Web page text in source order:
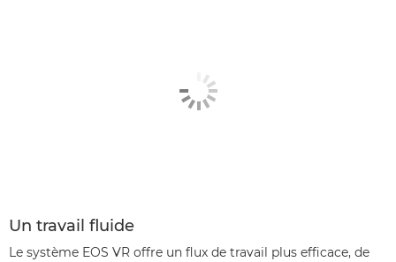
Un travail fluide
Le système EOS VR offre un flux de travail plus efficace, de